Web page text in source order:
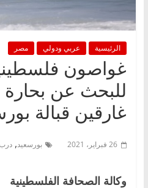
الرئيسية عربي ودولي مصر
غواصون
للبحث عن
غارقين قبالة
26 فبراير، 2021 بورسعيد, درب
وكالة الصحافة الفلسطينية